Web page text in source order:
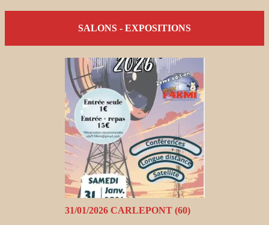
SALONS - EXPOSITIONS
31/01/2026 CARLEPONT (60)